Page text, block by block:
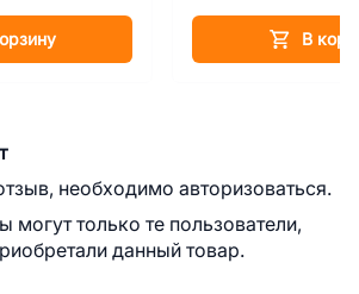
В
необходимо авторизоваться.
могут только те пользователи,
данный товар.